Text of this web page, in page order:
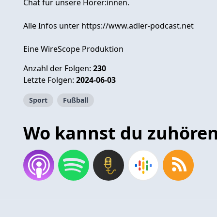
Chat für unsere Hörer:innen.
Alle Infos unter https://www.adler-podcast.net
Eine WireScope Produktion
Anzahl der Folgen: 230
Letzte Folgen: 2024-06-03
Sport Fußball
Wo kannst du